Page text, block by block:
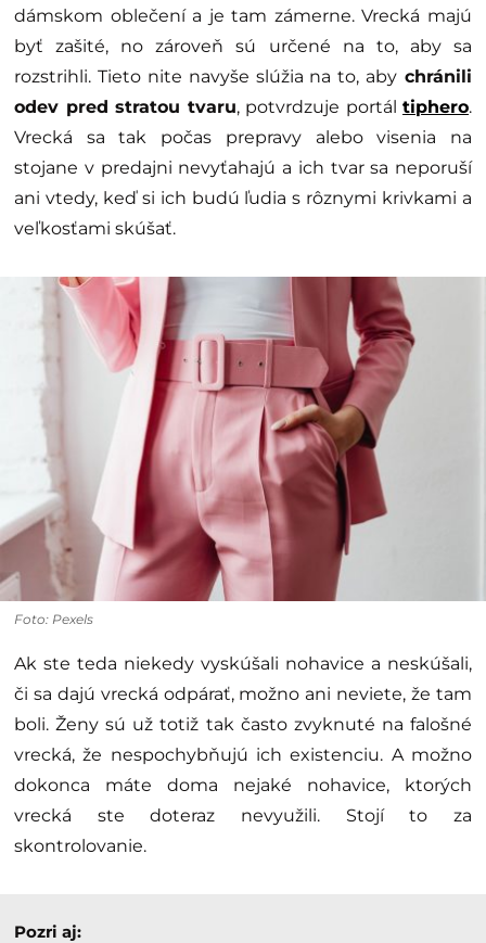
dámskom oblečení a je tam zámerne. Vrecká majú
byť zašité, no zároveň sú určené na to, aby sa
rozstrihli. Tieto nite navyše slúžia na to, aby chránili
odev pred stratou tvaru, potvrdzuje portál tiphero.
Vrecká sa tak počas prepravy alebo visenia na
stojane v predajni nevyťahajú a ich tvar sa neporuší
ani vtedy, keď si ich budú ľudia s rôznymi krivkami a
veľkosťami skúšať.
Foto: Pexels
Ak ste teda niekedy vyskúšali nohavice a neskúšali,
či sa dajú vrecká odpárať, možno ani neviete, že tam
boli. Ženy sú už totiž tak často zvyknuté na falošné
vrecká, že nespochybňujú ich existenciu. A možno
dokonca máte doma nejaké nohavice, ktorých
vrecká ste doteraz nevyužili. Stojí to za
skontrolovanie.
Pozri aj: